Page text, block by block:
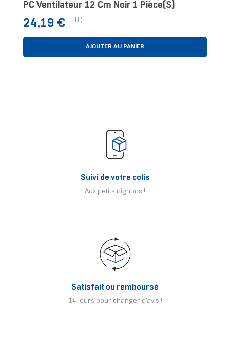
PC Ventilateur 12 Cm Noir 1 Pièce(s)
Prix
24,19 € TTC
AJOUTER AU PANIER
Suivi de votre colis
Aux petits oignons !
Satisfait ou remboursé
14 jours pour changer d'avis !